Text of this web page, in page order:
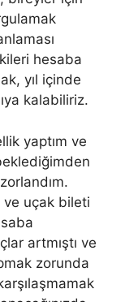
hesaba
yıl içinde
kalabiliriz.
yaptım ve
ve uçak bileti
artmıştı ve
zorunda